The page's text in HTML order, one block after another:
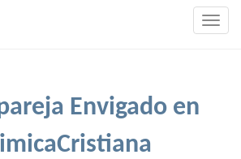
Envigado en